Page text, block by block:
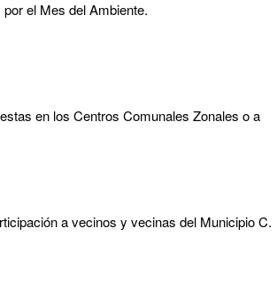
el Mes del Ambiente.
en los Centros Comunales Zonales o a
a vecinos y vecinas del Municipio C.